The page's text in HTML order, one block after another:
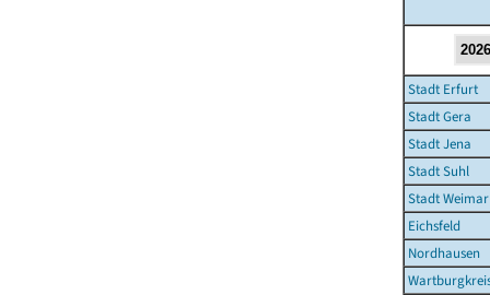
Stadt Erfurt
Stadt Gera
Stadt Jena
Stadt Suhl
Stadt Weimar
Eichsfeld
Nordhausen